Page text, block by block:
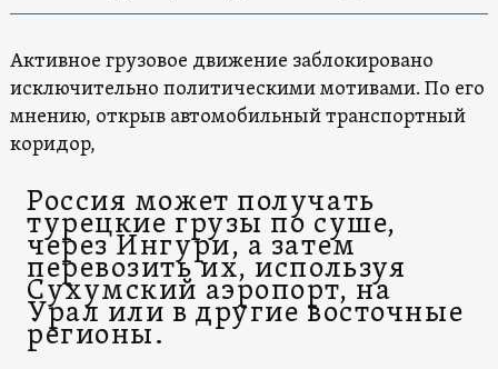
Активное грузовое движение заблокировано
исключительно политическими мотивами. По его
мнению, открыв автомобильный транспортный
коридор,
Россия может получать
турецкие грузы по суше,
через Ингури, а затем
перевозить их, используя
Сухумский аэропорт, на
Урал или в другие восточные
регионы.